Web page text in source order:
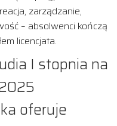
zarządzanie,
– absolwenci kończą
licencjata.
I stopnia na
oferuje